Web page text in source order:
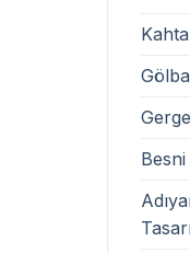
Besni